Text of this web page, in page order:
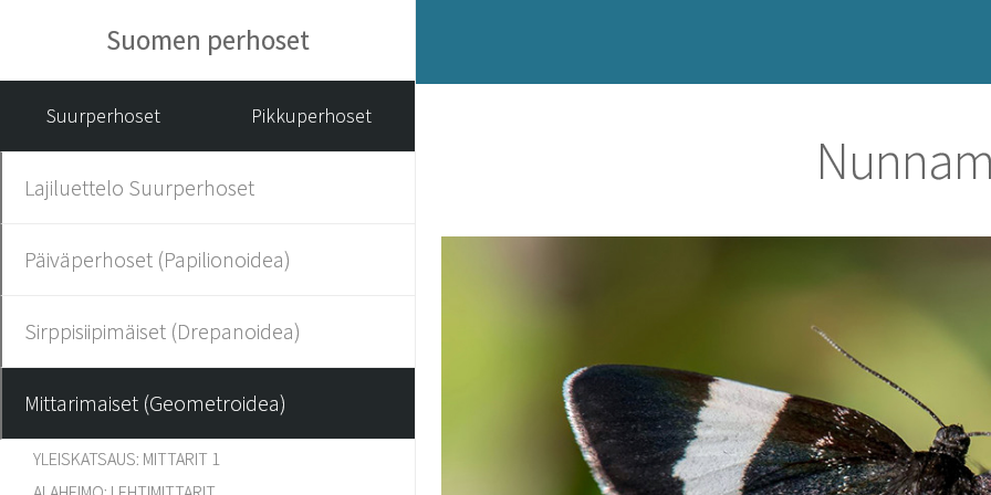
Suomen perhoset
Suurperhoset Pikkuperhoset
Lajiluettelo Suurperhoset
Päiväperhoset (Papilionoidea)
Sirppisiipimäiset (Drepanoidea)
Mittarimaiset (Geometroidea)
YLEISKATSAUS: MITTARIT 1